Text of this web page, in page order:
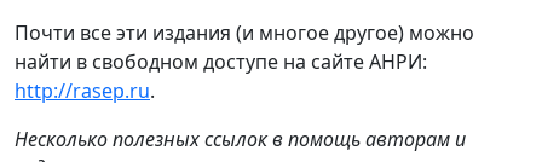
Почти все эти издания (и многое другое) можно
найти в свободном доступе на сайте АНРИ:
http://rasep.ru.
Несколько полезных ссылок в помощь авторам и